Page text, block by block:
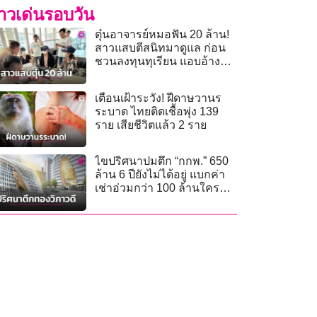
วเด่นรอบวัน
ตุ๋นอาจารย์หมอฟัน 20 ล้าน!
สาวแสบตีสนิทมาดูแล ก่อน
ชวนลงทุนทุเรียน แอบอ้าง
เตือนเฝ้าระวัง! ฝีดาษวานร
ระบาด ไทยติดเชื้อพุ่ง 139
ราย เสียชีวิตแล้ว 2 ราย
ไขปริศนาปมตึก “กกพ.” 650
ล้าน 6 ปียังไม่ได้อยู่ แบกค่า
เช่าอ่วมกว่า 100 ล้านใคร